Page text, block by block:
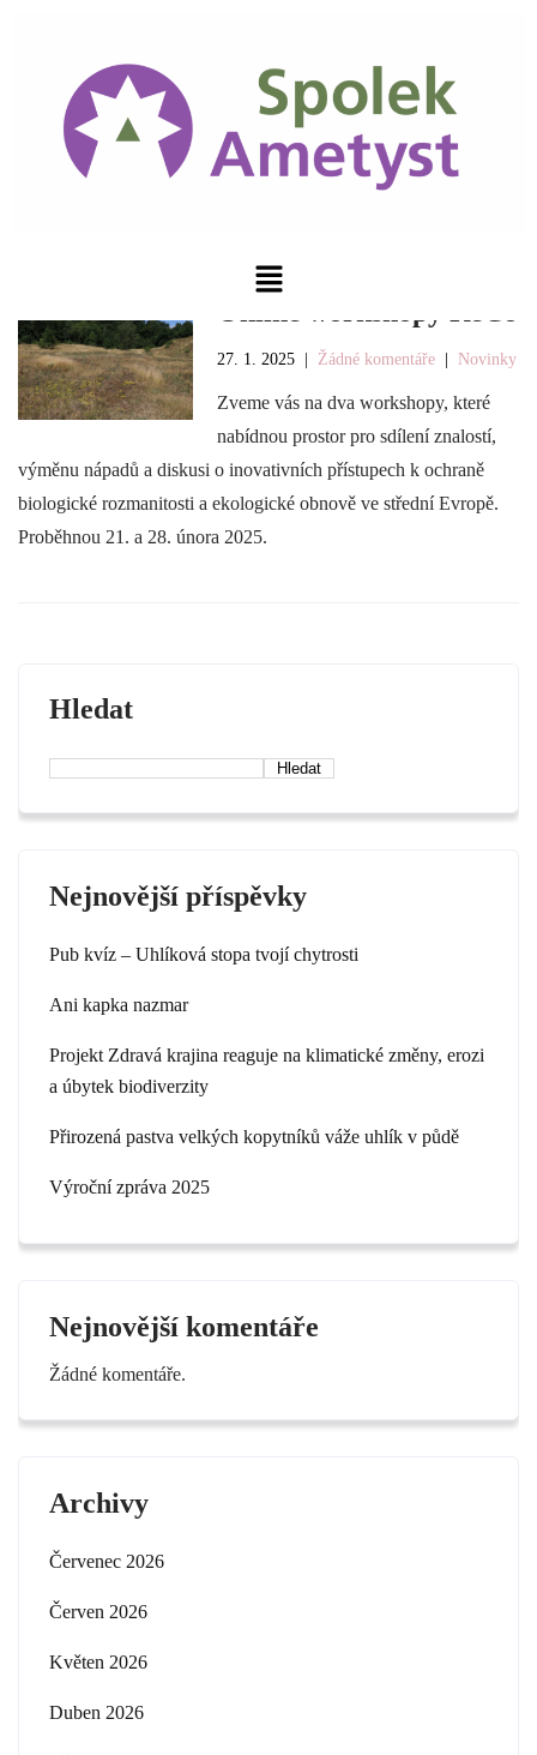
27. 1. 2025 |Žádné komentáře Novinky
Zveme vás na dva workshopy, které
nabídnou prostor pro sdílení znalostí,
výměnu nápadů a diskusi o inovativních přístupech k ochraně
biologické rozmanitosti a ekologické obnově ve střední Evropě.
Proběhnou 21. a 28. února 2025.
Hledat
Hledat
Nejnovější příspěvky
Pub kvíz – Uhlíková stopa tvojí chytrosti
Ani kapka nazmar
Projekt Zdravá krajina reaguje na klimatické změny, erozi
a úbytek biodiverzity
Přirozená pastva velkých kopytníků váže uhlík v půdě
Výroční zpráva 2025
Nejnovější komentáře
Žádné komentáře.
Archivy
Červenec 2026
Červen 2026
Květen 2026
Duben 2026